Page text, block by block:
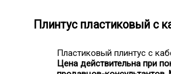
Плинтус пластиковый с
Пластиковый плинтус с
Цена действительна при